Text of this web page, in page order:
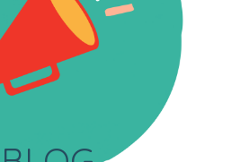
sexualité